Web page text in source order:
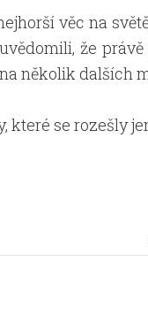
věc na
že
několik dalších
se rozešly